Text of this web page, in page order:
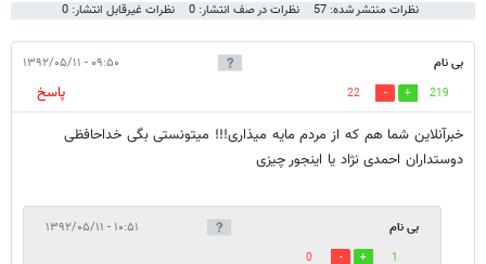
نظرات منتشر شده: 57 نظرات در صف انتشار: 0 نظرات غیرقابل انتشار: 0
بی نام ۰۹:۵۰ - ۱۳۹۲/۰۵/۱۱
219
22
پاسخ
خبرآنلاین شما هم که از مردم مایه میذاری!!! میتونستی بگی خداحافظی
دوستداران احمدی نژاد یا اینجور چیزی
بی نام ۱۰:۵۱ - ۱۳۹۲/۰۵/۱۱
1
0